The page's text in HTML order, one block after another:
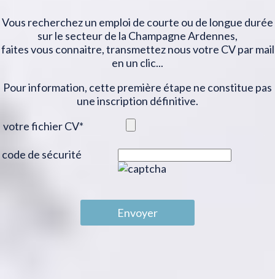
Vous recherchez un emploi de courte ou de longue durée
sur le secteur de la Champagne Ardennes,
faites vous connaitre, transmettez nous votre CV par mail
en un clic...
Pour information, cette première étape ne constitue pas
une inscription définitive.
votre fichier CV*
code de sécurité
Envoyer